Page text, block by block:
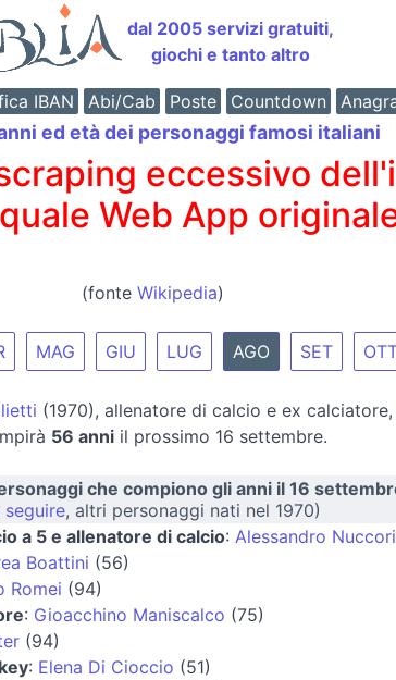
dal 2005 servizi gratuiti,
giochi e tanto altro
IBAN Abi/Cab Poste Countdown
ed età dei personaggi famosi italiani
eccessivo
Web App
(fonte Wikipedia)
MAG GIU LUG AGO SET
(1970), allenatore di calcio e ex calciatore,
56 anniil prossimo 16 settembre.
che compiono gli anni il 16
seguire, altri personaggi nati nel 1970)
a 5 e allenatore di calcio: Alessandro
Boattini (56)
Romei (94)
: Gioacchino Maniscalco (75)
(94)
: Elena Di Cioccio (51)